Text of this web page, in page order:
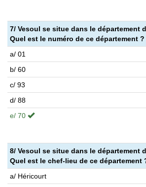
7/ Vesoul se situe dans le département
Quel est le numéro de ce département ?
a/ 01
b/ 60
c/ 93
d/ 88
e/ 70
8/ Vesoul se situe dans le département
Quel est le chef-lieu de ce département
a/ Héricourt